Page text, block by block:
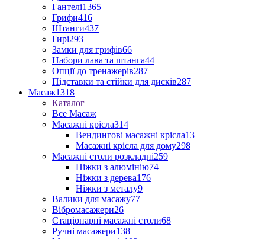
Гантелі1365
Грифи416
Штанги437
Гирі293
Замки для грифів66
Набори лава та штанга44
Опції до тренажерів287
Підставки та стійки для дисків287
Масаж1318
Каталог
Все Масаж
Масажні крісла314
Вендингові масажні крісла13
Масажні крісла для дому298
Масажні столи розкладні259
Ніжки з алюмінію74
Ніжки з дерева176
Ніжки з металу9
Валики для масажу77
Вібромасажери26
Стаціонарні масажні столи68
Ручні масажери138